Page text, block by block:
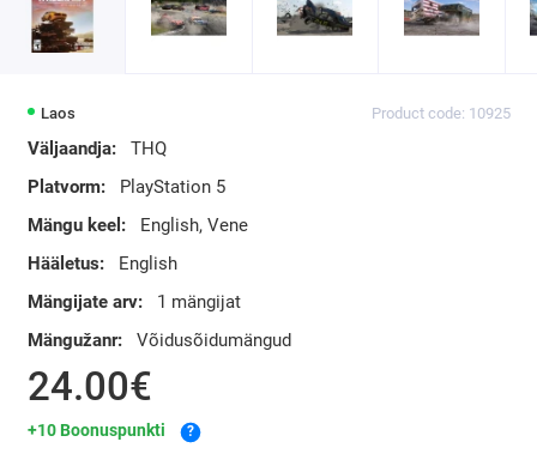
Laos Product code: 10925
Väljaandja:
THQ
Platvorm:
PlayStation 5
Mängu keel:
English, Vene
Hääletus:
English
Mängijate arv:
1 mängijat
Mängužanr:
Võidusõidumängud
24.00€
+10 Boonuspunkti ?